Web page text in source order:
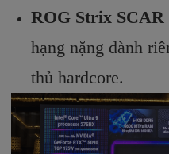
ROG Strix SCAR
hạng nặng dành
thủ hardcore.